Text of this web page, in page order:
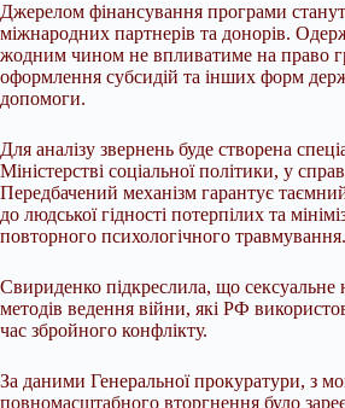
Джерелом фінансування програми
міжнародних партнерів та донорів.
жодним чином не впливатиме на право
оформлення субсидій та інших форм
допомоги.
Для аналізу звернень буде створена
Міністерстві соціальної політики, у
Передбачений механізм гарантує
до людської гідності потерпілих та
повторного психологічного травмування.
Свириденко підкреслила, що сексуальне
методів ведення війни, які РФ
час збройного конфлікту.
За даними Генеральної прокуратури, з
повномасштабного вторгнення було